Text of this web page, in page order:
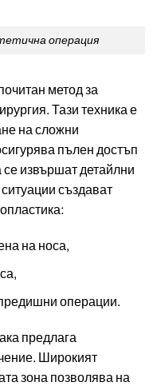
операция
метод за
Тази техника е
на сложни
пълен достъп
се извършат детайлни
създават
на носа,
операции.
предлага
Широкият
зона позволява на